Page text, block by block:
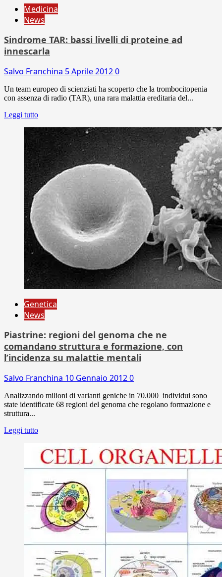
Medicina
News
Sindrome TAR: bassi livelli di proteine ad
innescarla
Salvo Franchina 5 Aprile 20120
Un team europeo di scienziati ha scoperto che la trombocitopenia
con assenza di radio (TAR), una rara malattia ereditaria del...
Leggi tutto
Genetica
News
Piastrine: regioni del genoma che ne
comandano struttura e formazione, con
l’incidenza su malattie mentali
Salvo Franchina 10 Gennaio 20120
Analizzando milioni di varianti geniche in 70.000 individui sono
state identificate 68 regioni del genoma che regolano formazione e
struttura...
Leggi tutto